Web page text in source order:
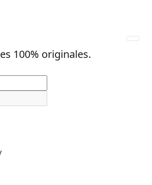
100% originales.